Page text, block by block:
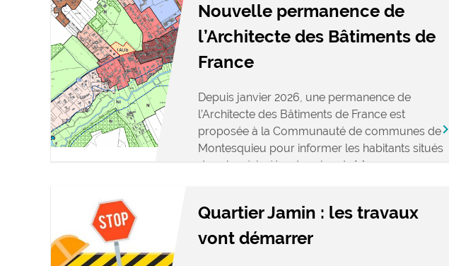
Nouvelle permanence de
l’Architecte des Bâtiments de
France
Depuis janvier 2026, une permanence de
l’Architecte des Bâtiments de France est
proposée à la Communauté de communes de
Montesquieu pour informer les habitants situés
dans le périmètre des abords […]
keyboard_arrow_right
Quartier Jamin : les travaux
vont démarrer